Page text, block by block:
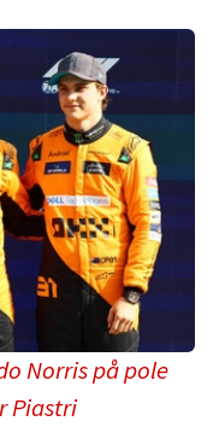
Norris på pole
Piastri